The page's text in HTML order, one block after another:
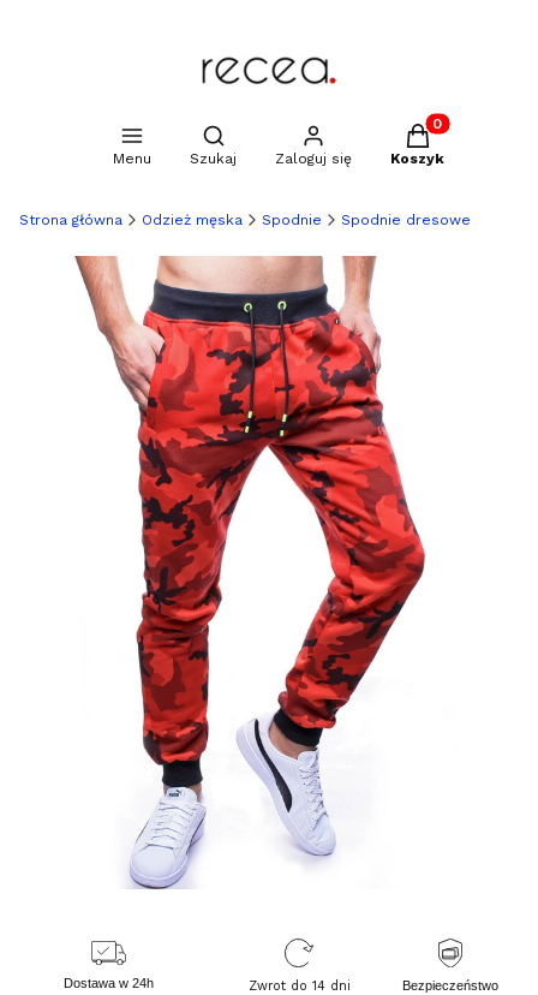
Menu
Otwórz wyszukiwarkę
Szukaj Zaloguj się
Produkty w
Koszyk
Strona główna Odzież męska Spodnie Spodnie dresowe
Dostawa w 24h
Zwrot do 14 dni
Bezpieczeństwo